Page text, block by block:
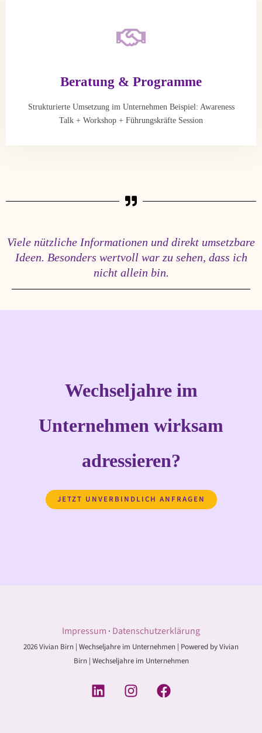
Beratung & Programme
Strukturierte Umsetzung im Unternehmen Beispiel: Awareness
Talk + Workshop + Führungskräfte Session
Viele nützliche Informationen und direkt umsetzbare
Ideen. Besonders wertvoll war zu sehen, dass ich
nicht allein bin.
Wechseljahre im
Unternehmen wirksam
adressieren?
JETZT UNVERBINDLICH ANFRAGEN
Impressum · Datenschutzerklärung
2026 Vivian Birn | Wechseljahre im Unternehmen | Powered by Vivian
Birn | Wechseljahre im Unternehmen